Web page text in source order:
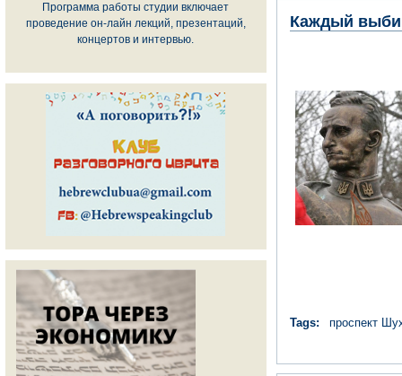
Программа работы студии включает
проведение он-лайн лекций, презентаций,
концертов и интервью.
Каждый
Tags: проспект